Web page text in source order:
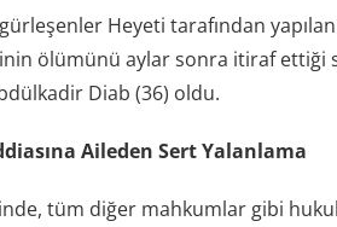
Heyeti tarafından
ölümünü aylar sonra itiraf ettiği
Diab (36) oldu.
Aileden Sert Yalanlama
tüm diğer mahkumlar gibi